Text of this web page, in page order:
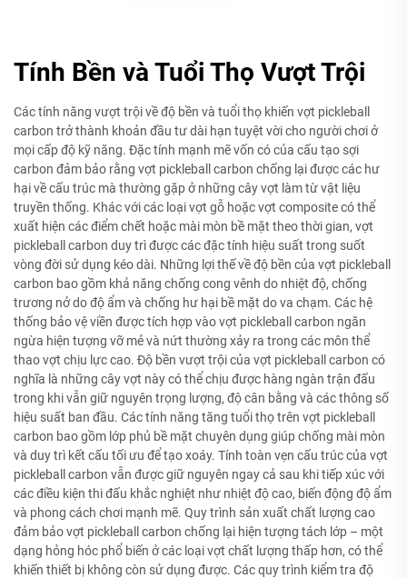
Tính Bền và Tuổi Thọ Vượt Trội
Các tính năng vượt trội về độ bền và tuổi thọ khiến vợt pickleball
carbon trở thành khoản đầu tư dài hạn tuyệt vời cho người chơi ở
mọi cấp độ kỹ năng. Đặc tính mạnh mẽ vốn có của cấu tạo sợi
carbon đảm bảo rằng vợt pickleball carbon chống lại được các hư
hại về cấu trúc mà thường gặp ở những cây vợt làm từ vật liệu
truyền thống. Khác với các loại vợt gỗ hoặc vợt composite có thể
xuất hiện các điểm chết hoặc mài mòn bề mặt theo thời gian, vợt
pickleball carbon duy trì được các đặc tính hiệu suất trong suốt
vòng đời sử dụng kéo dài. Những lợi thế về độ bền của vợt pickleball
carbon bao gồm khả năng chống cong vênh do nhiệt độ, chống
trương nở do độ ẩm và chống hư hại bề mặt do va chạm. Các hệ
thống bảo vệ viền được tích hợp vào vợt pickleball carbon ngăn
ngừa hiện tượng vỡ mẻ và nứt thường xảy ra trong các môn thể
thao vợt chịu lực cao. Độ bền vượt trội của vợt pickleball carbon có
nghĩa là những cây vợt này có thể chịu được hàng ngàn trận đấu
trong khi vẫn giữ nguyên trọng lượng, độ cân bằng và các thông số
hiệu suất ban đầu. Các tính năng tăng tuổi thọ trên vợt pickleball
carbon bao gồm lớp phủ bề mặt chuyên dụng giúp chống mài mòn
và duy trì kết cấu tối ưu để tạo xoáy. Tính toàn vẹn cấu trúc của vợt
pickleball carbon vẫn được giữ nguyên ngay cả sau khi tiếp xúc với
các điều kiện thi đấu khắc nghiệt như nhiệt độ cao, biến động độ ẩm
và phong cách chơi mạnh mẽ. Quy trình sản xuất chất lượng cao
đảm bảo vợt pickleball carbon chống lại hiện tượng tách lớp – một
dạng hỏng hóc phổ biến ở các loại vợt chất lượng thấp hơn, có thể
khiến thiết bị không còn sử dụng được. Các quy trình kiểm tra độ